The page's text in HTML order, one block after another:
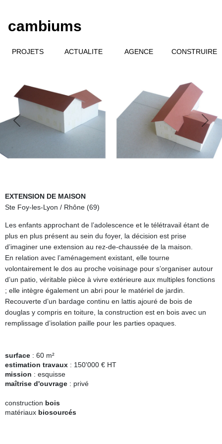
cambiums
PROJETS ACTUALITE AGENCE CONSTRUIRE
Previous Next
EXTENSION DE MAISON
Ste Foy-les-Lyon / Rhône (69)
Les enfants approchant de l’adolescence et le télétravail étant de
plus en plus présent au sein du foyer, la décision est prise
d’imaginer une extension au rez-de-chaussée de la maison.
En relation avec l’aménagement existant, elle tourne
volontairement le dos au proche voisinage pour s’organiser autour
d’un patio, véritable pièce à vivre extérieure aux multiples fonctions
; elle intègre également un abri pour le matériel de jardin.
Recouverte d’un bardage continu en lattis ajouré de bois de
douglas y compris en toiture, la construction est en bois avec un
remplissage d’isolation paille pour les parties opaques.
surface : 60 m²
estimation travaux : 150'000 € HT
mission : esquisse
maîtrise d'ouvrage : privé
construction bois
matériaux biosourcés